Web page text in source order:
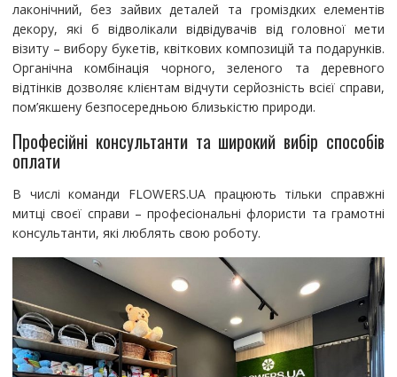
лаконічний, без зайвих деталей та громіздких елементів
декору, які б відволікали відвідувачів від головної мети
візиту – вибору букетів, квіткових композицій та подарунків.
Органічна комбінація чорного, зеленого та деревного
відтінків дозволяє клієнтам відчути серйозність всієї справи,
пом’якшену безпосередньою близькістю природи.
Професійні консультанти та широкий вибір способів
оплати
В числі команди FLOWERS.UA працюють тільки справжні
митці своєї справи – професіональні флористи та грамотні
консультанти, які люблять свою роботу.